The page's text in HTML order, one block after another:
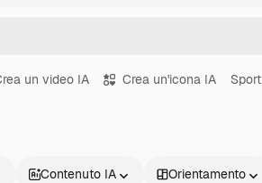
un video IA Crea un'icona IA Sport
Contenuto IA Orientamento